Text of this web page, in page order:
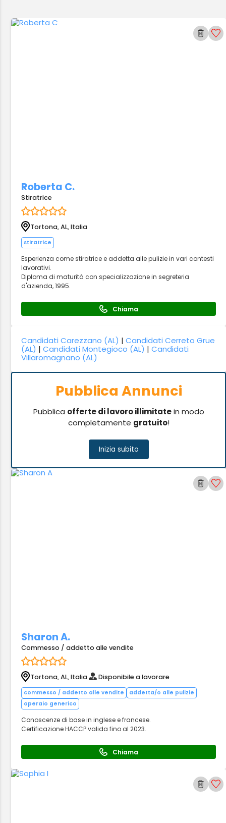
Roberta C.
Stiratrice
Tortona, AL, Italia
stiratrice
Esperienza come stiratrice e addetta alle pulizie in vari contesti
lavorativi.
Diploma di maturità con specializzazione in segreteria
d'azienda, 1995.
Chiama
Candidati Carezzano (AL) |Candidati Cerreto Grue
(AL) |Candidati Montegioco (AL) |Candidati
Villaromagnano (AL)
Pubblica Annunci
Pubblica offerte di lavoro illimitatein modo
completamente gratuito!
Inizia subito
Sharon A.
Commesso / addetto alle vendite
Tortona, AL, Italia Disponibile a lavorare
commesso / addetto alle vendite
addetta/o alle pulizie
operaio generico
Conoscenze di base in inglese e francese.
Certificazione HACCP valida fino al 2023.
Chiama